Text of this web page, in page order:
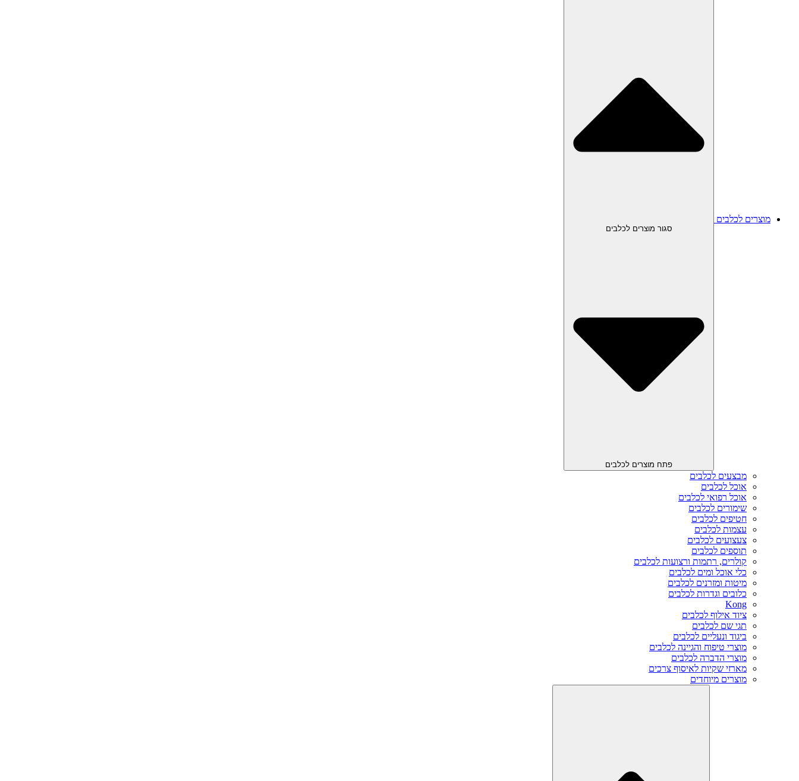
מוצרים לכלבים
סגור מוצרים לכלבים
פתח מוצרים לכלבים
מבצעים לכלבים
אוכל לכלבים
אוכל רפואי לכלבים
שימורים לכלבים
חטיפים לכלבים
עצמות לכלבים
צעצועים לכלבים
תוספים לכלבים
קולרים, רתמות ורצועות לכלבים
כלי אוכל ומים לכלבים
מיטות ומזרנים לכלבים
כלובים וגדרות לכלבים
Kong
ציוד אילוף לכלבים
תגי שם לכלבים
ביגוד ונעליים לכלבים
מוצרי טיפוח והגיינה לכלבים
מוצרי הדברה לכלבים
מארזי שקיות לאיסוף צרכים
מוצרים מיוחדים